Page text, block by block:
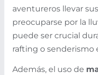
aventureros llevar
preocuparse por la
puede ser crucial
rafting o senderismo
Además, el uso de